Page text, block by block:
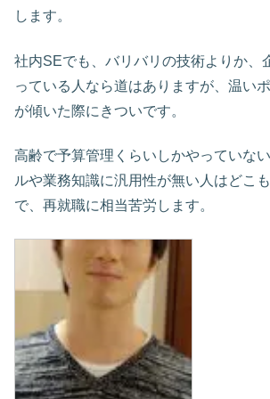
します。
社内SEでも、バリバリの技術よりか、
っている人なら道はありますが、温い
が傾いた際にきついです。
高齢で予算管理くらいしかやっていな
ルや業務知識に汎用性が無い人はどこ
で、再就職に相当苦労します。